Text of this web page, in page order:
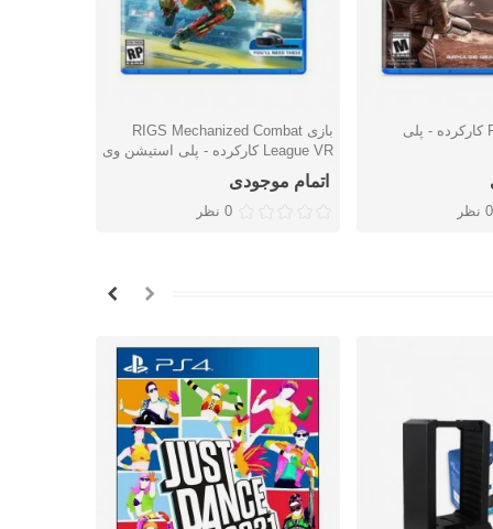
بازی Farpoint VR کارکرده - پلی
0 نظر
دوست داشتن
بازی RIGS Mechanized Combat
League VR کارکرده - پلی استیشن وی
آر
اتمام موجودی
0 نظر